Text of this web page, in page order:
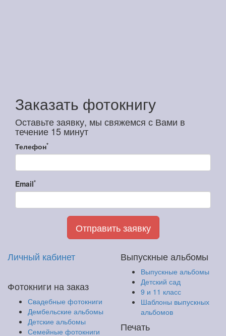
Заказать фотокнигу
Оставьте заявку, мы свяжемся с Вами в
течение 15 минут
Телефон*
Email*
Отправить заявку
Личный кабинет
Фотокниги на заказ
Свадебные фотокниги
Дембельские альбомы
Детские альбомы
Семейные фотокниги
Выпускные альбомы
Выпускные альбомы
Детский сад
9 и 11 класс
Шаблоны выпускных
альбомов
Печать